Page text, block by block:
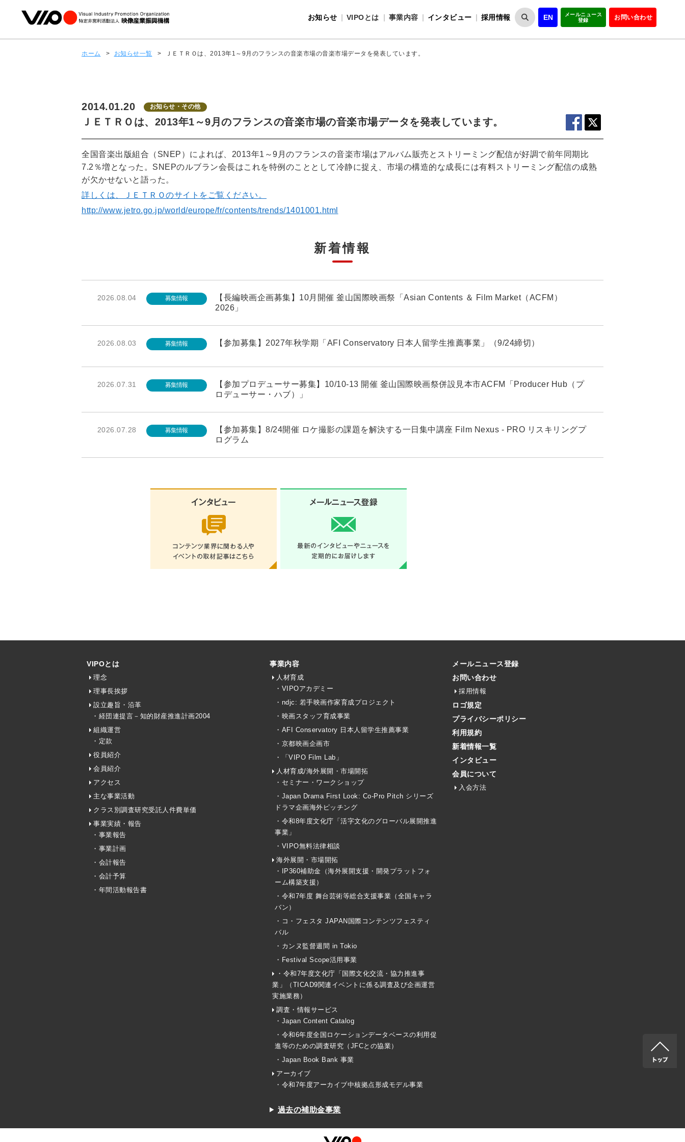
お知らせ VIPOとは
VIPOとは
事業内容
インタビュー 採用情報 EN
メールニュース
登録
お問い合わせ
ホーム > お知らせ一覧 > ＪＥＴＲＯは、2013年1～9月のフランスの音楽市場の音楽市場データを発表しています。
2014.01.20 お知らせ・その他
ＪＥＴＲＯは、2013年1～9月のフランスの音楽市場の音楽市場データを発表しています。
全国音楽出版組合（SNEP）によれば、2013年1～9月のフランスの音楽市場はアルバム販売とストリーミング配信が好調で前年同期比
7.2％増となった。SNEPのルブラン会長はこれを特例のこととして冷静に捉え、市場の構造的な成長には有料ストリーミング配信の成熟
が欠かせないと語った。
詳しくは、ＪＥＴＲＯのサイトをご覧ください。
http://www.jetro.go.jp/world/europe/fr/contents/trends/1401001.html
新着情報
2026.08.04 募集情報
【長編映画企画募集】10月開催 釜山国際映画祭「Asian Contents ＆ Film Market（ACFM）
2026」
2026.08.03 募集情報 【参加募集】2027年秋学期「AFI Conservatory 日本人留学生推薦事業」（9/24締切）
2026.07.31 募集情報
【参加プロデューサー募集】10/10-13 開催 釜山国際映画祭併設見本市ACFM「Producer Hub（プ
ロデューサー・ハブ）」
2026.07.28 募集情報
【参加募集】8/24開催 ロケ撮影の課題を解決する一日集中講座 Film Nexus - PRO リスキリングプ
ログラム
VIPOとは
理念
理事長挨拶
設立趣旨・沿革
・経団連提言－知的財産推進計画2004
組織運営
・定款
役員紹介
会員紹介
アクセス
主な事業活動
クラス別調査研究受託人件費単価
事業実績・報告
・事業報告
・事業計画
・会計報告
・会計予算
・年間活動報告書
事業内容
人材育成
・VIPOアカデミー
・ndjc: 若手映画作家育成プロジェクト
・映画スタッフ育成事業
・AFI Conservatory 日本人留学生推薦事業
・京都映画企画市
・「VIPO Film Lab」
人材育成/海外展開・市場開拓
・セミナー・ワークショップ
・Japan Drama First Look: Co-Pro Pitch シリーズ
ドラマ企画海外ピッチング
・令和8年度文化庁「活字文化のグローバル展開推進
事業」
・VIPO無料法律相談
海外展開・市場開拓
・IP360補助金（海外展開支援・開発プラットフォ
ーム構築支援）
・令和7年度 舞台芸術等総合支援事業（全国キャラ
バン）
・コ・フェスタ JAPAN国際コンテンツフェスティ
バル
・カンヌ監督週間 in Tokio
・Festival Scope活用事業
・令和7年度文化庁「国際文化交流・協力推進事
業」（TICAD9関連イベントに係る調査及び企画運営
実施業務）
調査・情報サービス
・Japan Content Catalog
・令和6年度全国ロケーションデータベースの利用促
進等のための調査研究（JFCとの協業）
・Japan Book Bank 事業
アーカイブ
・令和7年度アーカイブ中核拠点形成モデル事業
過去の補助金事業
メールニュース登録
お問い合わせ
採用情報
ロゴ規定
プライバシーポリシー
利用規約
新着情報一覧
インタビュー
会員について
入会方法